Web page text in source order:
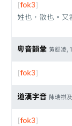
[fok3]
姓也，散也。又
粵音韻彙 黃錫凌,
[fok3]
道漢字音 陳瑞祺
[fok3]